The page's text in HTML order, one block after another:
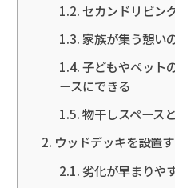
セカンドリビン
家族が集う憩い
子どもやペット
ースにできる
物干しスペース
ウッドデッキを設置
劣化が早まりや